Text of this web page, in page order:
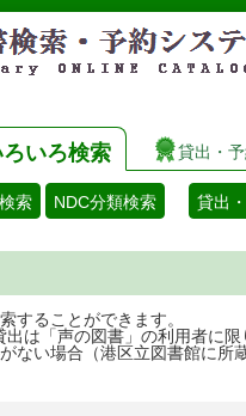
ろいろ検索 貸出・
索 NDC分類検索 貸出
することができます。
は「声の図書」の利用者に限
ない場合（港区立図書館に所